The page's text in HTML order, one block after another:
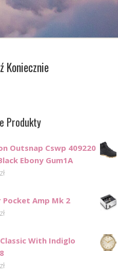
Koniecznie
Produkty
Outsnap Cswp 409220
Ebony Gum1A
zł
Pocket Amp Mk 2
zł
With Indiglo
zł